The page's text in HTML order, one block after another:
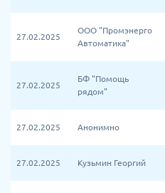
27.02.2025
ООО "Промэнерго
Автоматика"
27.02.2025
БФ "Помощь
рядом"
27.02.2025 Анонимно
27.02.2025 Кузьмин Георгий